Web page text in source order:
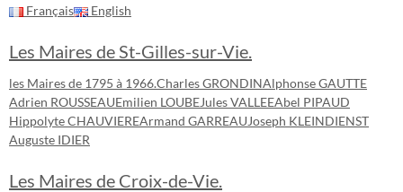
Français English
Les Maires de St-Gilles-sur-Vie.
les Maires de 1795 à 1966.Charles GRONDINAlphonse GAUTTE
Adrien ROUSSEAUEmilien LOUBEJules VALLEEAbel PIPAUD
Hippolyte CHAUVIEREArmand GARREAUJoseph KLEINDIENST
Auguste IDIER
Les Maires de Croix-de-Vie.